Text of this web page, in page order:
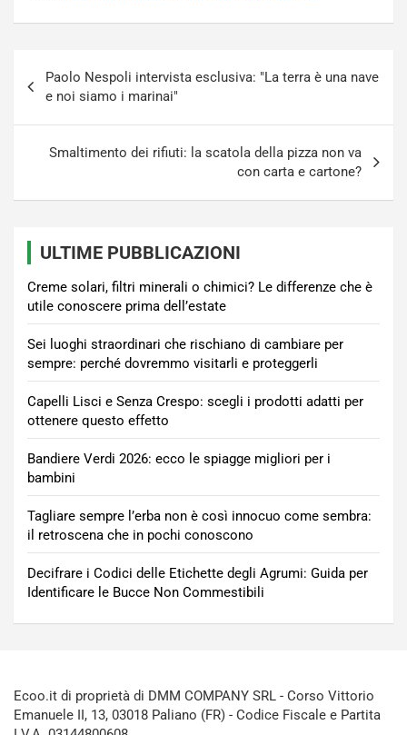
articoli
Paolo Nespoli intervista esclusiva: "La terra è una nave
e noi siamo i marinai"
Smaltimento dei rifiuti: la scatola della pizza non va
con carta e cartone?
ULTIME PUBBLICAZIONI
Creme solari, filtri minerali o chimici? Le differenze che è
utile conoscere prima dell’estate
Sei luoghi straordinari che rischiano di cambiare per
sempre: perché dovremmo visitarli e proteggerli
Capelli Lisci e Senza Crespo: scegli i prodotti adatti per
ottenere questo effetto
Bandiere Verdi 2026: ecco le spiagge migliori per i
bambini
Tagliare sempre l’erba non è così innocuo come sembra:
il retroscena che in pochi conoscono
Decifrare i Codici delle Etichette degli Agrumi: Guida per
Identificare le Bucce Non Commestibili
Ecoo.it di proprietà di DMM COMPANY SRL - Corso Vittorio
Emanuele II, 13, 03018 Paliano (FR) - Codice Fiscale e Partita